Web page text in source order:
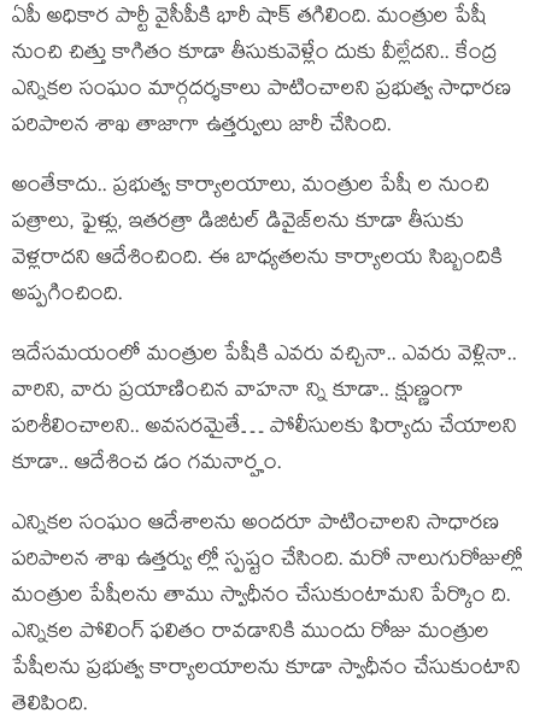
ఏపీ అధికార పార్టీ వైసీపీకి భారీ షాక్ త‌గిలింది. మంత్రుల పేషీ
నుంచి చిత్తు కాగితం కూడా తీసుకువెళ్లేం దుకు వీల్లేద‌ని.. కేంద్ర
ఎన్నిక‌ల సంఘం మార్గ‌ద‌ర్శ‌కాలు పాటించాల‌ని ప్ర‌భుత్వ సాధార‌ణ
ప‌రిపాల‌న శాఖ తాజాగా ఉత్త‌ర్వులు జారీ చేసింది.
అంతేకాదు.. ప్ర‌భుత్వ కార్యాల‌యాలు, మంత్రుల పేషీ ల నుంచి
ప‌త్రాలు, ఫైళ్లు, ఇత‌ర‌త్రా డిజిట‌ల్ డివైజ్‌ల‌ను కూడా తీసుకు
వెళ్ల‌రాద‌ని ఆదేశించింది. ఈ బాధ్య‌త‌ల‌ను కార్యాల‌య సిబ్బందికి
అప్ప‌గించింది.
ఇదేస‌మ‌యంలో మంత్రుల పేషీకి ఎవ‌రు వ‌చ్చినా.. ఎవ‌రు వెళ్లినా..
వారిని, వారు ప్ర‌యాణించిన వాహ‌నా న్ని కూడా.. క్షుణ్ణంగా
ప‌రిశీలించాల‌ని.. అవ‌స‌ర‌మైతే… పోలీసుల‌కు ఫిర్యాదు చేయాల‌ని
కూడా.. ఆదేశించ డం గ‌మ‌నార్హం.
ఎన్నిక‌ల సంఘం ఆదేశాల‌ను అంద‌రూ పాటించాల‌ని సాధార‌ణ
ప‌రిపాల‌న శాఖ ఉత్త‌ర్వు ల్లో స్ప‌ష్టం చేసింది. మ‌రో నాలుగురోజుల్లో
మంత్రుల పేషీల‌ను తాము స్వాధీనం చేసుకుంటామ‌ని పేర్కొం ది.
ఎన్నిక‌ల పోలింగ్ ఫ‌లితం రావ‌డానికి ముందు రోజు మంత్రుల
పేషీల‌ను ప్ర‌భుత్వ కార్యాల‌యాల‌ను కూడా స్వాధీనం చేసుకుంటాని
తెలిపింది.